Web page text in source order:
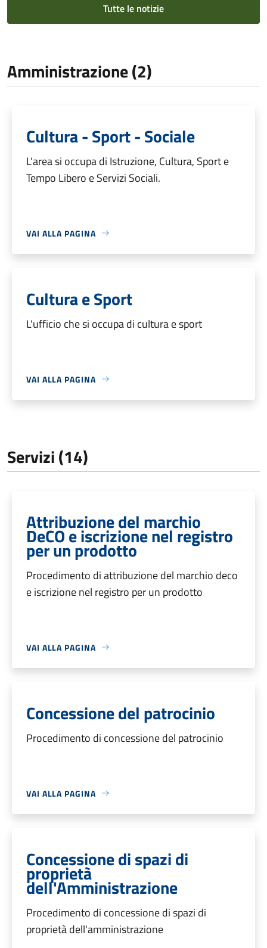
Tutte le notizie
Amministrazione (2)
Cultura - Sport - Sociale
L'area si occupa di Istruzione, Cultura, Sport e
Tempo Libero e Servizi Sociali.
VAI ALLA PAGINA
Cultura e Sport
L'ufficio che si occupa di cultura e sport
VAI ALLA PAGINA
Servizi (14)
Attribuzione del marchio
DeCO e iscrizione nel registro
per un prodotto
Procedimento di attribuzione del marchio deco
e iscrizione nel registro per un prodotto
VAI ALLA PAGINA
Concessione del patrocinio
Procedimento di concessione del patrocinio
VAI ALLA PAGINA
Concessione di spazi di
proprietà
dell'Amministrazione
Procedimento di concessione di spazi di
proprietà dell'amministrazione